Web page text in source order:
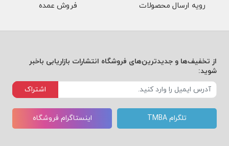
رویه ارسال محصولات فروش عمده
از تخفیف‌ها و جدیدترین‌های فروشگاه انتشارات بازاریابی باخبر
شوید:
اشتراک
تلگرام TMBA اینستاگرام فروشگاه